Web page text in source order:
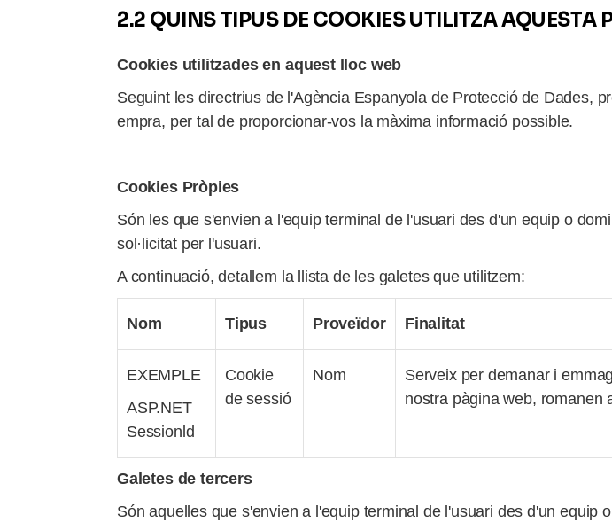
2.2 QUINS TIPUS DE COOKIES UTILITZA AQUESTA
Cookies utilitzades en aquest lloc web
Seguint les directrius de l'Agència Espanyola de Protecció de Dades,
empra, per tal de proporcionar-vos la màxima informació possible.
Cookies Pròpies
Són les que s'envien a l'equip terminal de l'usuari des d'un equip o
sol·licitat per l'usuari.
A continuació, detallem la llista de les galetes que utilitzem:
Nom Tipus Proveïdor Finalitat
EXEMPLE
ASP.NET
Sessionld
Cookie
de sessió
Nom
Serveix per demanar i
nostra pàgina web, romanen
Galetes de tercers
Són aquelles que s'envien a l'equip terminal de l'usuari des d'un